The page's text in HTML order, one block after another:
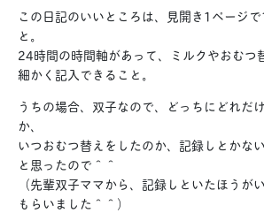
この日記のいいところは、見開き1ページ
と。
24時間の時間軸があって、ミルクやおむつ
細かく記入できること。
うちの場合、双子なので、どっちにどれだ
か、
いつおむつ替えをしたのか、記録しとかな
と思ったので＾＾
（先輩双子ママから、記録しといたほうが
もらいました＾＾）